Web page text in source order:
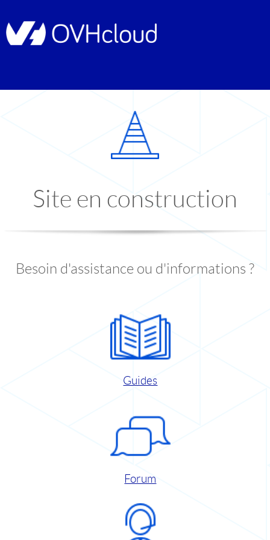
Site en construction
Besoin d'assistance ou d'informations ?
Guides
Forum